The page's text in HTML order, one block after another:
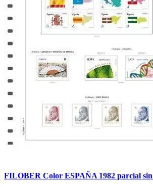
FILOBER Color ESPAÑA 1982 parcial